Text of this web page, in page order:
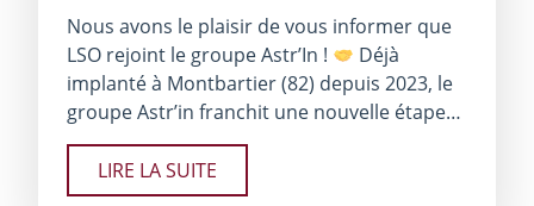
Nous avons le plaisir de vous informer que
LSO rejoint le groupe Astr’In !
Déjà
implanté à Montbartier (82) depuis 2023, le
groupe Astr’​in franchit une nouvelle étape…
LIRE LA SUITE